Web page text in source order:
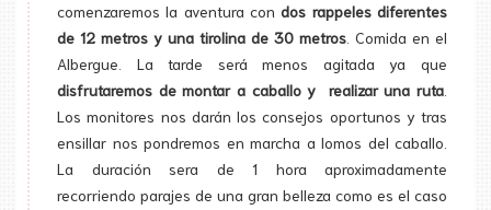
comenzaremos la aventura condos rappeles diferentes
de 12 metros y una tirolina de 30 metros . Comida en el
Albergue. La tarde será menos agitada ya que
disfrutaremos de montar a caballo y realizar una ruta
Los monitores nos darán los consejos oportunos y tras
ensillar nos pondremos en marcha a lomos del caballo.
La duración sera de 1 hora aproximadamente
recorriendo parajes de una gran belleza como es el caso